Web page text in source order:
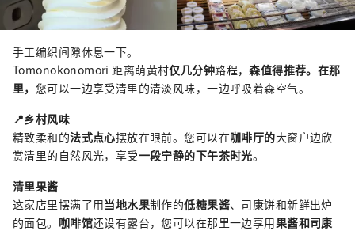
手工编织间隙休息一下。
Tomonokonomori 距离萌黄村仅几分钟路程，森值得推荐。在那
里， 您可以一边享受清里的清淡风味，一边呼吸着森空气。
📍乡村风味
精致柔和的法式点心摆放在眼前。您可以在咖啡厅的大窗户边欣
赏清里的自然风光，享受一段宁静的下午茶时光。
清里果酱
这家店里摆满了用当地水果制作的低糖果酱、司康饼和新鲜出炉
的面包。 咖啡馆还设有露台，您可以在那里一边享用果酱和司康